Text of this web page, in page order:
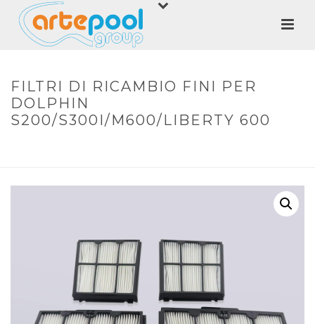
FILTRI DI RICAMBIO FINI PER
DOLPHIN
S200/S300I/M600/LIBERTY 600